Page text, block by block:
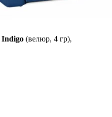
Indigo (велюр, 4 гр),